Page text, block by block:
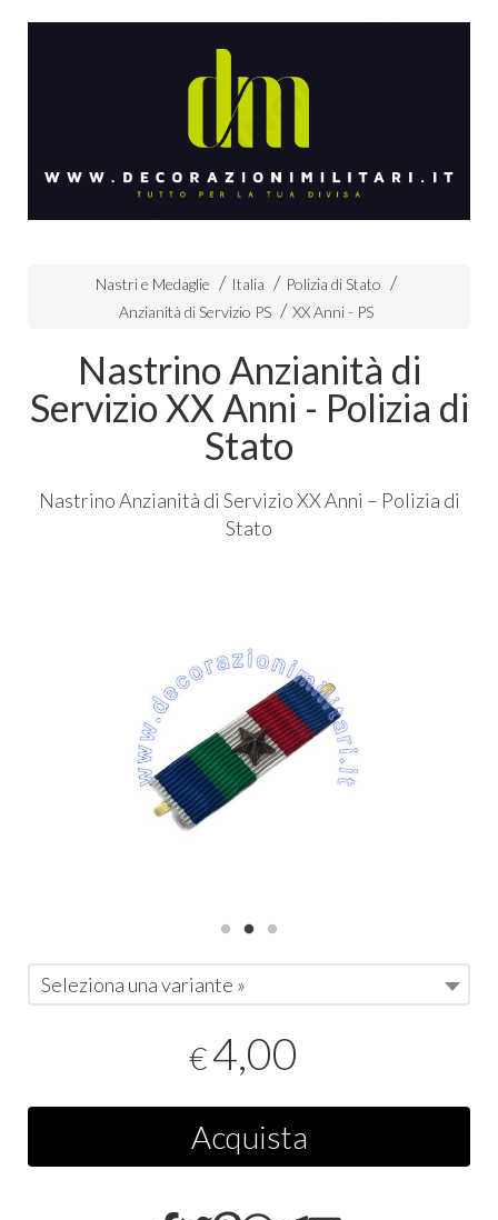
Nastri e Medaglie Italia
Polizia di Stato
Anzianità di Servizio PS
XX Anni - PS
Nastrino Anzianità di
Servizio XX Anni - Polizia di
Stato
Nastrino Anzianità di Servizio XX Anni – Polizia di
Stato
Seleziona una variante »
€4,00
Acquista